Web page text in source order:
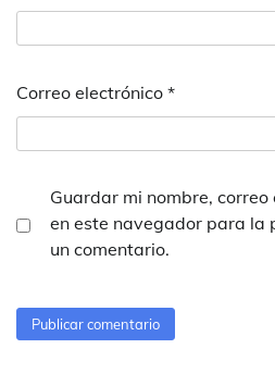
Correo electrónico *
Guardar mi nombre,
en este navegador para la
un comentario.